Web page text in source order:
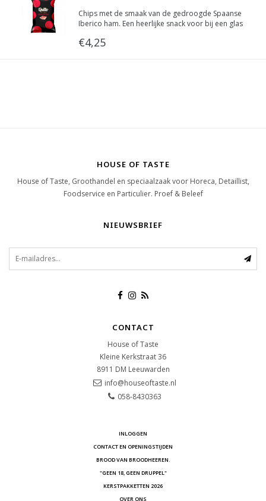
Chips met de smaak van de gedroogde Spaanse
Iberico ham. Een heerlijke snack voor bij een glas
mooiste borrelplanken!
€4,25
HOUSE OF TASTE
House of Taste, Groothandel en speciaalzaak voor Horeca, Detaillist,
Foodservice en Particulier. Proef & Beleef
NIEUWSBRIEF
CONTACT
House of Taste
Kleine Kerkstraat 36
8911 DM Leeuwarden
info@houseoftaste.nl
058-8430363
INLOGGEN
CONTACT EN OPENINGSTIJDEN
BROOD VAN BROODHEEREN.
"GEEN 18, GEEN DRUPPEL"
KERSTPAKKETTEN 2026
OVER ONS